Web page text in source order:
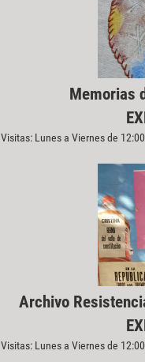
Memorias
Visitas: Lunes a Viernes de
Archivo
Visitas: Lunes a Viernes de